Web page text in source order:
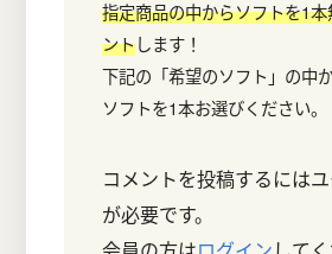
指定商品の中からソフトを1
ントします！
下記の「希望のソフト」の中
ソフトを1本お選びください。
コメントを投稿するには
が必要です。